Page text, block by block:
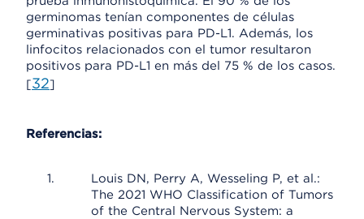
germinomas tenían componentes de células
germinativas positivas para PD-L1. Además, los
linfocitos relacionados con el tumor resultaron
positivos para PD-L1 en más del 75 % de los casos.
[32]
Referencias:
Louis DN, Perry A, Wesseling P, et al.:
The 2021 WHO Classification of Tumors
of the Central Nervous System: a